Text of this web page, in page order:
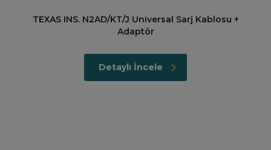
TEXAS INS. N2AD/KT/J Universal Sarj Kablosu +
Adaptör
Detaylı İncele